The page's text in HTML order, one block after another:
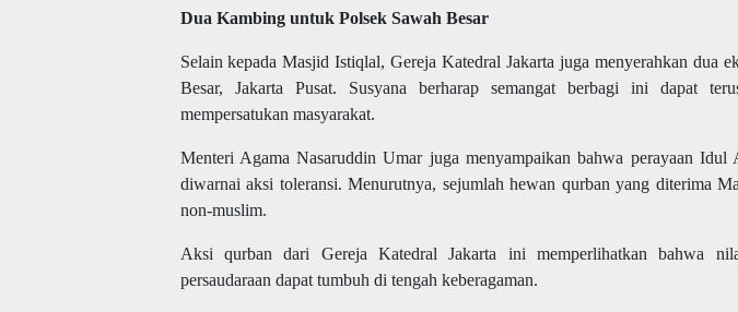
Dua Kambing untuk Polsek Sawah Besar
Selain kepada Masjid Istiqlal, Gereja Katedral Jakarta juga menyerahkan dua
Besar, Jakarta Pusat. Susyana berharap semangat berbagi ini dapat
mempersatukan masyarakat.
Menteri Agama Nasaruddin Umar juga menyampaikan bahwa perayaan
diwarnai aksi toleransi. Menurutnya, sejumlah hewan qurban yang diterima
non-muslim.
Aksi qurban dari Gereja Katedral Jakarta ini memperlihatkan bahwa
persaudaraan dapat tumbuh di tengah keberagaman.